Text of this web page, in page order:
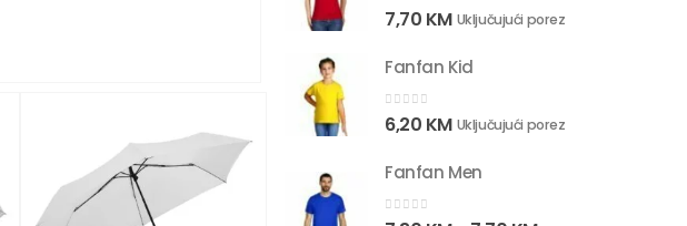
0out of 5
7,70 KM Uključujući porez
Fanfan Kid
0out of 5
6,20 KM Uključujući porez
Fanfan Men
0out of 5